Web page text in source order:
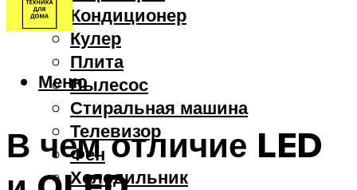
Кондиционер
Кулер
Плита
Пылесос
Стиральная машина
Телевизор
Фен
Холодильник
Меню
В чем отличие LED